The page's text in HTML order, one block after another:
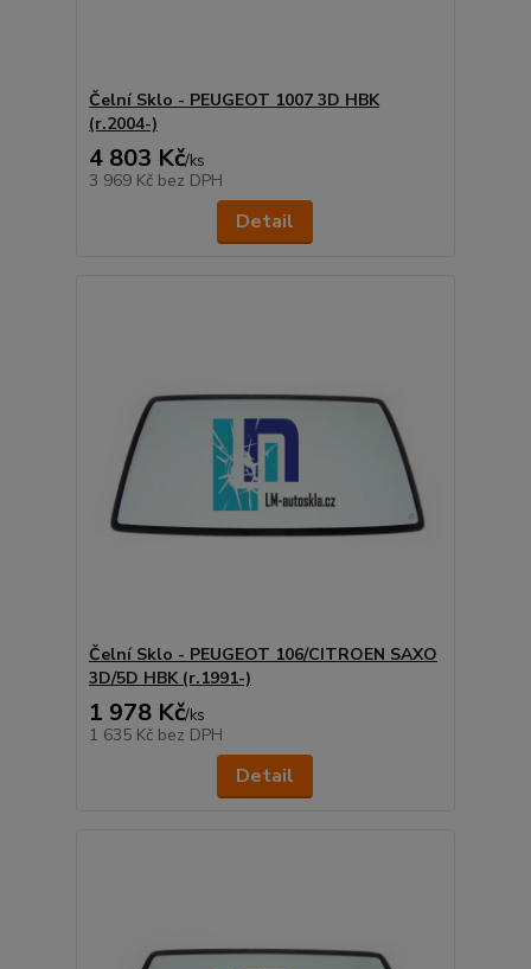
Čelní Sklo - PEUGEOT 1007 3D HBK
(r.2004-)
4 803 Kč/ks
3 969 Kč bez DPH
Detail
Čelní Sklo - PEUGEOT 106/CITROEN SAXO
3D/5D HBK (r.1991-)
1 978 Kč/ks
1 635 Kč bez DPH
Detail